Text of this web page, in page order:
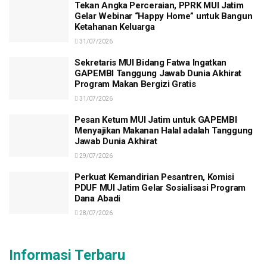
Tekan Angka Perceraian, PPRK MUI Jatim
Gelar Webinar “Happy Home” untuk Bangun
Ketahanan Keluarga
31/07/2026
Sekretaris MUI Bidang Fatwa Ingatkan
GAPEMBI Tanggung Jawab Dunia Akhirat
Program Makan Bergizi Gratis
31/07/2026
Pesan Ketum MUI Jatim untuk GAPEMBI
Menyajikan Makanan Halal adalah Tanggung
Jawab Dunia Akhirat
29/07/2026
Perkuat Kemandirian Pesantren, Komisi
PDUF MUI Jatim Gelar Sosialisasi Program
Dana Abadi
28/07/2026
Informasi Terbaru